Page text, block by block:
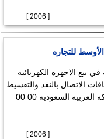
[ 2006 ]
للتجاره
بيع الاجهزه الكهربائيه
الاتصال بالنقد والتقسيط
الرياض - المملكه العربيه السعوديه 00 00
[ 2006 ]